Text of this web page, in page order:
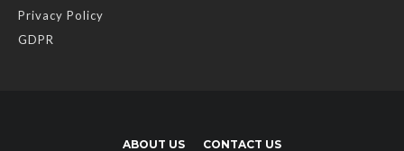
Privacy Policy
GDPR
ABOUT US CONTACT US